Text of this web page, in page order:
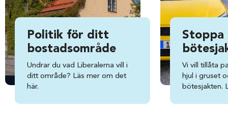
Politik för ditt
bostadsområde
Undrar du vad Liberalerna vill i
ditt område? Läs mer om det
här.
Stoppa
Vi vill tillåta
hjul i gruset
bötesjakten.